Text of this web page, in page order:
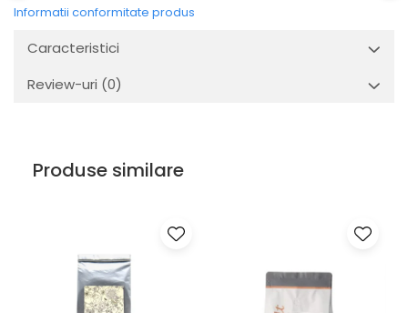
Informatii conformitate produs
Caracteristici
Review-uri (0)
Produse similare